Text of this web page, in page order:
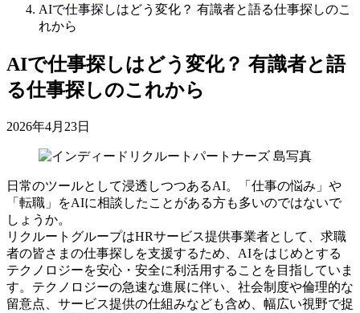
AIで仕事探しはどう変化？ 有識者と語る仕事探しのこ
れから
AIで仕事探しはどう変化？ 有識者と語
る仕事探しのこれから
2026年4月23日
日常のツールとして浸透しつつあるAI。「仕事の悩み」や
「転職」をAIに相談したことがある方も多いのではないで
しょうか。
リクルートグループはHRサービス提供事業者として、求職
者の皆さまの仕事探しを支援するため、AIをはじめとする
テクノロジーを安心・安全に利活用することを目指していま
す。テクノロジーの急速な進展に伴い、社会制度や倫理的な
留意点、サービス提供の仕組みなども含め、幅広い視野で捉